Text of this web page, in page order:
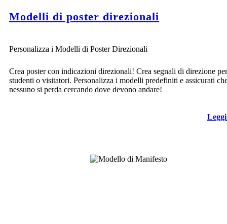
Modelli di poster direzionali
Personalizza i Modelli di Poster Direzionali
Crea poster con indicazioni direzionali! Crea segnali di direzione
studenti o visitatori. Personalizza i modelli predefiniti e assicurati
nessuno si perda cercando dove devono andare!